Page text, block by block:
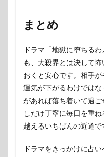
まとめ
ドラマ「地獄に堕ちる
も、大殺界とは決して
おくと安心です。相手
運気が下がるわけでは
があれば落ち着いて過
しだけ丁寧に毎日を重
越えるいちばんの近道で
ドラマをきっかけに占